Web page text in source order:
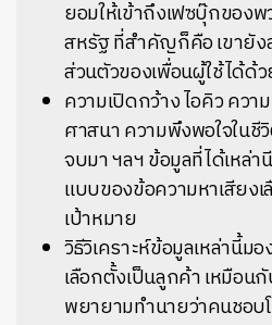
ยอมให้เข้าถึงเฟซบุ๊กของ
สหรัฐ ที่สำคัญก็คือ เขายัง
ส่วนตัวของเพื่อนผู้ใช้ได้ด้
ความเปิดกว้าง ไอคิว ควา
ศาสนา ความพึงพอใจในชี
จบมา ฯลฯ ข้อมูลที่ได้เหล่
แบบของข้อความหาเสียง
เป้าหมาย
วิธีวิเคราะห์ข้อมูลเหล่านี้ม
เลือกตั้งเป็นลูกค้า เหมือ
พยายามทำนายว่าคนชอบ